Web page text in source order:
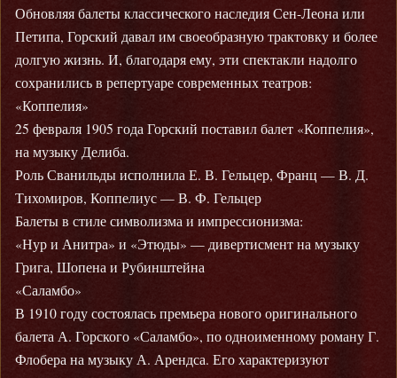
Обновляя балеты классического наследия Сен-Леона или
Петипа, Горский давал им своеобразную трактовку и более
долгую жизнь. И, благодаря ему, эти спектакли надолго
сохранились в репертуаре современных театров:
«Коппелия»
25 февраля 1905 года Горский поставил балет «Коппелия»,
на музыку Делиба.
Роль Сванильды исполнила Е. В. Гельцер, Франц — В. Д.
Тихомиров, Коппелиус — В. Ф. Гельцер
Балеты в стиле символизма и импрессионизма:
«Нур и Анитра» и «Этюды» — дивертисмент на музыку
Грига, Шопена и Рубинштейна
«Саламбо»
В 1910 году состоялась премьера нового оригинального
балета А. Горского «Саламбо», по одноименному роману Г.
Флобера на музыку А. Арендса. Его характеризуют